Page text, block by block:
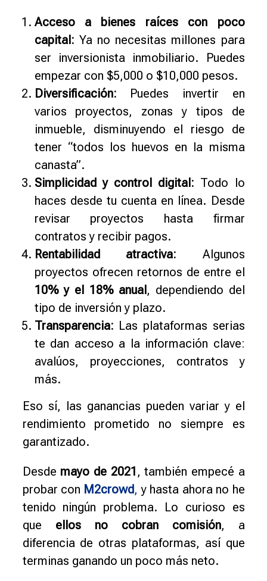
Acceso a bienes raíces con poco
capital: Ya no necesitas millones para
ser inversionista inmobiliario. Puedes
empezar con $5,000 o $10,000 pesos.
Diversificación: Puedes invertir en
varios proyectos, zonas y tipos de
inmueble, disminuyendo el riesgo de
tener “todos los huevos en la misma
canasta”.
Simplicidad y control digital: Todo lo
haces desde tu cuenta en línea. Desde
revisar proyectos hasta firmar
contratos y recibir pagos.
Rentabilidad atractiva: Algunos
proyectos ofrecen retornos de entre el
10% y el 18% anual, dependiendo del
tipo de inversión y plazo.
Transparencia: Las plataformas serias
te dan acceso a la información clave:
avalúos, proyecciones, contratos y
más.
Eso sí, las ganancias pueden variar y el
rendimiento prometido no siempre es
garantizado.
Desde mayo de 2021 , también empecé a
probar con M2crowd, y hasta ahora no he
tenido ningún problema. Lo curioso es
que ellos no cobran comisión, a
diferencia de otras plataformas, así que
terminas ganando un poco más neto.